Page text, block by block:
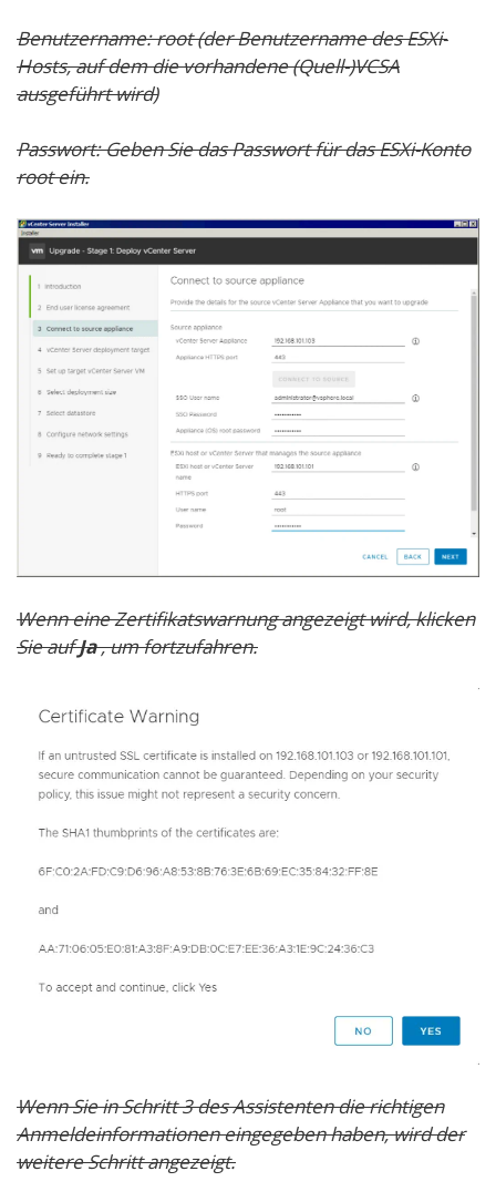
Benutzername:root(der Benutzername des ESXi-
Hosts, auf dem die vorhandene (Quell-)VCSA
ausgeführt wird)
Passwort:Geben Sie das Passwortfür das ESXi-Konto
rootein.
Wenn eine Zertifikatswarnung angezeigt wird, klicken
Sie aufJa, um fortzufahren.
Wenn Sie in Schritt 3 des Assistenten die richtigen
Anmeldeinformationen eingegeben haben, wird der
weitere Schritt angezeigt.